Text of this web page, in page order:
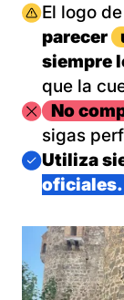
Imagen
El logo
parecer
siempre
que la
Imagen
No
sigas
Imagen
Utiliza
oficiales.